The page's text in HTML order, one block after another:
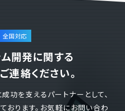
開発に関する
連絡ください。
功を支えるパートナーとして、
おります。お気軽にお問い合わ